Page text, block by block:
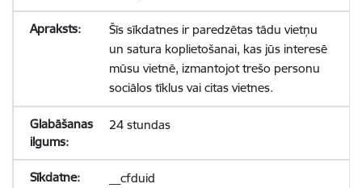
Šīs sīkdatnes ir paredzētas tādu vietņu
un satura koplietošanai, kas jūs interesē
mūsu vietnē, izmantojot trešo personu
sociālos tīklus vai citas vietnes.
24 stundas
__cfduid